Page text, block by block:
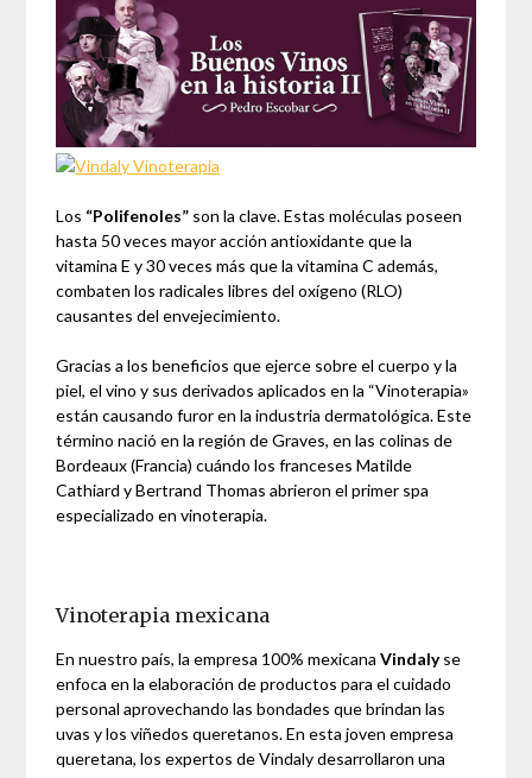
Los “Polifenoles” son la clave. Estas moléculas poseen
hasta 50 veces mayor acción antioxidante que la
vitamina E y 30 veces más que la vitamina C además,
combaten los radicales libres del oxígeno (RLO)
causantes del envejecimiento.
Gracias a los beneficios que ejerce sobre el cuerpo y la
piel, el vino y sus derivados aplicados en la “Vinoterapia»
están causando furor en la industria dermatológica. Este
término nació en la región de Graves, en las colinas de
Bordeaux (Francia) cuándo los franceses Matilde
Cathiard y Bertrand Thomas abrieron el primer spa
especializado en vinoterapia.
Vinoterapia mexicana
En nuestro país, la empresa 100% mexicanaVindalyse
enfoca en la elaboración de productos para el cuidado
personal aprovechando las bondades que brindan las
uvas y los viñedos queretanos. En esta joven empresa
queretana, los expertos de Vindaly desarrollaron una